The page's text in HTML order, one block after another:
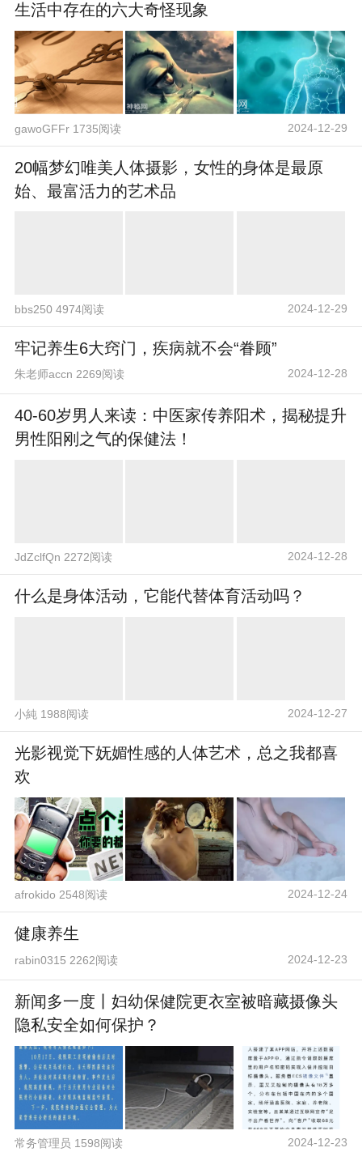
生活中存在的六大奇怪现象
gawoGFFr 1735阅读 2024-12-29
20幅梦幻唯美人体摄影，女性的身体是最原
始、最富活力的艺术品
bbs250 4974阅读 2024-12-29
牢记养生6大窍门，疾病就不会“眷顾”
朱老师accn 2269阅读 2024-12-28
40-60岁男人来读：中医家传养阳术，揭秘提升
男性阳刚之气的保健法！
JdZclfQn 2272阅读 2024-12-28
什么是身体活动，它能代替体育活动吗？
小純 1988阅读 2024-12-27
光影视觉下妩媚性感的人体艺术，总之我都喜
欢
afrokido 2548阅读 2024-12-24
健康养生
rabin0315 2262阅读 2024-12-23
新闻多一度丨妇幼保健院更衣室被暗藏摄像头
隐私安全如何保护？
常务管理员 1598阅读 2024-12-23